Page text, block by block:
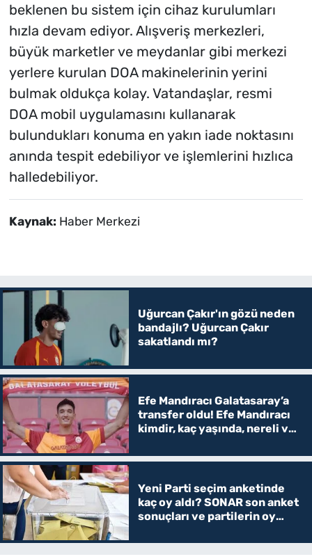
beklenen bu sistem için cihaz kurulumları
hızla devam ediyor. Alışveriş merkezleri,
büyük marketler ve meydanlar gibi merkezi
yerlere kurulan DOA makinelerinin yerini
bulmak oldukça kolay. Vatandaşlar, resmi
DOA mobil uygulamasını kullanarak
bulundukları konuma en yakın iade noktasını
anında tespit edebiliyor ve işlemlerini hızlıca
halledebiliyor.
Kaynak: Haber Merkezi
Uğurcan Çakır'ın gözü neden
bandajlı? Uğurcan Çakır
sakatlandı mı?
Efe Mandıracı Galatasaray’a
transfer oldu! Efe Mandıracı
kimdir, kaç yaşında, nereli ve
Yeni Parti seçim anketinde
kaç oy aldı? SONAR son anket
sonuçları ve partilerin oy